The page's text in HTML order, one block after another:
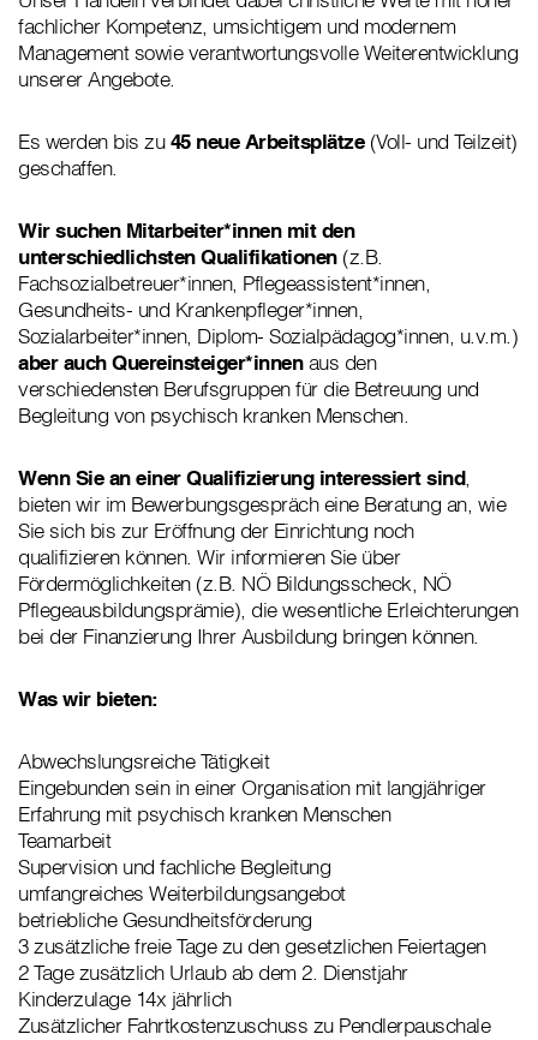
fachlicher Kompetenz, umsichtigem und modernem
Management sowie verantwortungsvolle Weiterentwicklung
unserer Angebote.
Es werden bis zu45 neue Arbeitsplätze(Voll- und Teilzeit)
geschaffen.
Wir suchen Mitarbeiter*innen mit den
unterschiedlichsten Qualifikationen(z.B.
Fachsozialbetreuer*innen, Pflegeassistent*innen,
Gesundheits- und Krankenpfleger*innen,
Sozialarbeiter*innen, Diplom- Sozialpädagog*innen, u.v.m.)
aber auch Quereinsteiger*innenaus den
verschiedensten Berufsgruppen für die Betreuung und
Begleitung von psychisch kranken Menschen.
Wenn Sie an einer Qualifizierung interessiert sind,
bieten wir im Bewerbungsgespräch eine Beratung an, wie
Sie sich bis zur Eröffnung der Einrichtung noch
qualifizieren können. Wir informieren Sie über
Fördermöglichkeiten (z.B. NÖ Bildungsscheck, NÖ
Pflegeausbildungsprämie), die wesentliche Erleichterungen
bei der Finanzierung Ihrer Ausbildung bringen können.
Was wir bieten:
Abwechslungsreiche Tätigkeit
Eingebunden sein in einer Organisation mit langjähriger
Erfahrung mit psychisch kranken Menschen
Teamarbeit
Supervision und fachliche Begleitung
umfangreiches Weiterbildungsangebot
betriebliche Gesundheitsförderung
3 zusätzliche freie Tage zu den gesetzlichen Feiertagen
2 Tage zusätzlich Urlaub ab dem 2. Dienstjahr
Kinderzulage 14x jährlich
Zusätzlicher Fahrtkostenzuschuss zu Pendlerpauschale